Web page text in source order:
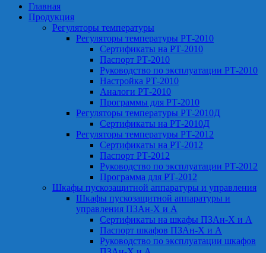
Главная
Продукция
Регуляторы температуры
Регуляторы температуры РТ-2010
Сертификаты на РТ-2010
Паспорт РТ-2010
Руководство по эксплуатации РТ-2010
Настройка РТ-2010
Аналоги РТ-2010
Программы для РТ-2010
Регуляторы температуры РТ-2010Д
Сертификаты на РТ-2010Д
Регуляторы температуры РТ-2012
Сертификаты на РТ-2012
Паспорт РТ-2012
Руководство по эксплуатации РТ-2012
Программа для РТ-2012
Шкафы пускозащитной аппаратуры и управления
Шкафы пускозащитной аппаратуры и
управления ПЗАн-Х и А
Сертификаты на шкафы ПЗАн-Х и А
Паспорт шкафов ПЗАн-Х и А
Руководство по эксплуатации шкафов